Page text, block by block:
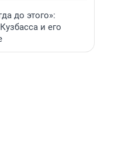
до этого»:
и его